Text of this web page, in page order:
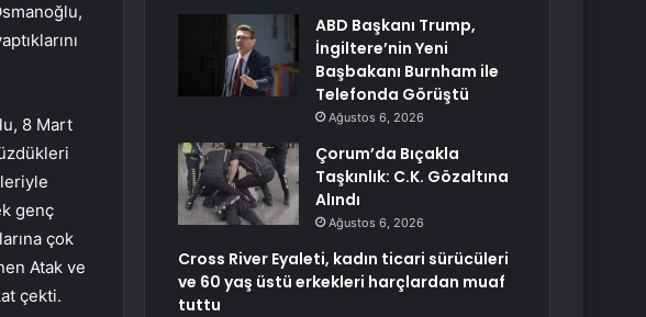
8 Mart
genç
çok
Atak ve
çekti.
ABD Başkanı Trump,
İngiltere’nin Yeni
Başbakanı Burnham ile
Telefonda Görüştü
Ağustos 6, 2026
Çorum’da Bıçakla
Taşkınlık: C.K. Gözaltına
Alındı
Ağustos 6, 2026
Cross River Eyaleti, kadın ticari sürücüleri
ve 60 yaş üstü erkekleri harçlardan muaf
tuttu